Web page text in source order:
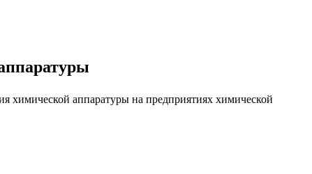
химической аппаратуры на предприятиях химической